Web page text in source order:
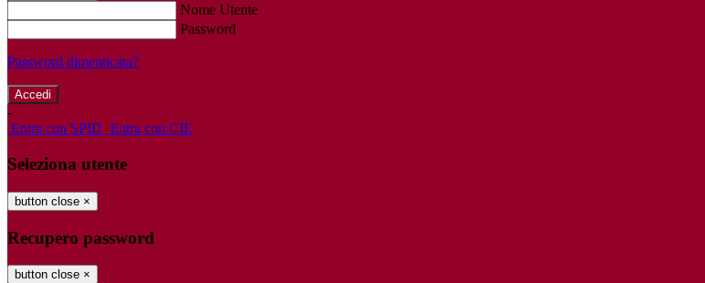
Nome Utente
Password
Password dimenticata?
-
Entra con SPID Entra con CIE
Seleziona utente
button close ×
Recupero password
button close ×